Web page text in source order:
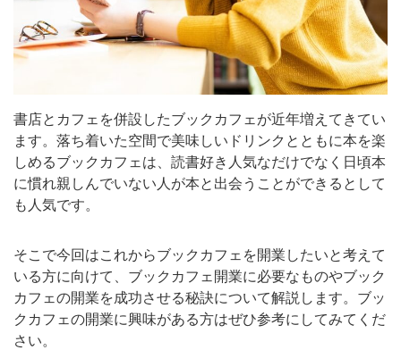
書店とカフェを併設したブックカフェが近年増えてきてい
ます。落ち着いた空間で美味しいドリンクとともに本を楽
しめるブックカフェは、読書好き人気なだけでなく日頃本
に慣れ親しんでいない人が本と出会うことができるとして
も人気です。
そこで今回はこれからブックカフェを開業したいと考えて
いる方に向けて、ブックカフェ開業に必要なものやブック
カフェの開業を成功させる秘訣について解説します。ブッ
クカフェの開業に興味がある方はぜひ参考にしてみてくだ
さい。